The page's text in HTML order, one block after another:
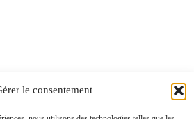
le consentement